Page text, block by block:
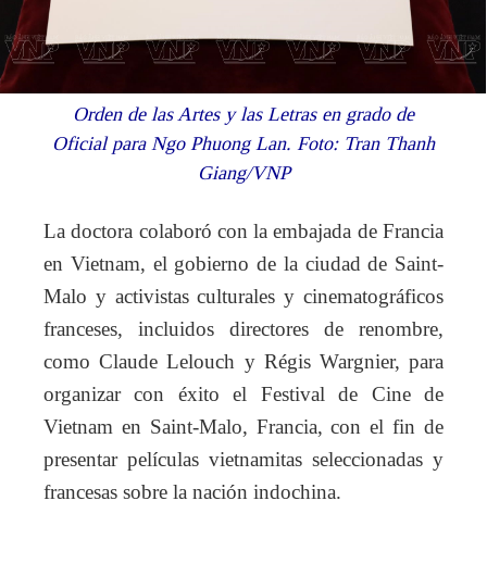
Orden de las Artes y las Letras en grado de
Oficial para Ngo Phuong Lan. Foto: Tran Thanh
Giang/VNP
La doctora colaboró con la embajada de Francia
en Vietnam, el gobierno de la ciudad de Saint-
Malo y activistas culturales y cinematográficos
franceses, incluidos directores de renombre,
como Claude Lelouch y Régis Wargnier, para
organizar con éxito el Festival de Cine de
Vietnam en Saint-Malo, Francia, con el fin de
presentar películas vietnamitas seleccionadas y
francesas sobre la nación indochina.